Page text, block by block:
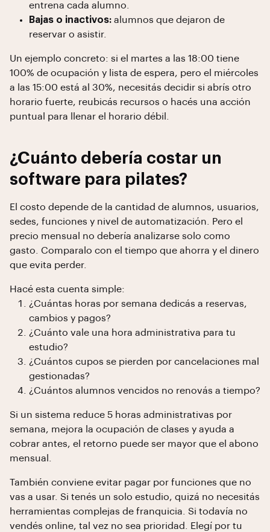
entrena cada alumno.
Bajas o inactivos: alumnos que dejaron de
reservar o asistir.
Un ejemplo concreto: si el martes a las 18:00 tiene
100% de ocupación y lista de espera, pero el miércoles
a las 15:00 está al 30%, necesitás decidir si abrís otro
horario fuerte, reubicás recursos o hacés una acción
puntual para llenar el horario débil.
¿Cuánto debería costar un
software para pilates?
El costo depende de la cantidad de alumnos, usuarios,
sedes, funciones y nivel de automatización. Pero el
precio mensual no debería analizarse solo como
gasto. Comparalo con el tiempo que ahorra y el dinero
que evita perder.
Hacé esta cuenta simple:
¿Cuántas horas por semana dedicás a reservas,
cambios y pagos?
¿Cuánto vale una hora administrativa para tu
estudio?
¿Cuántos cupos se pierden por cancelaciones mal
gestionadas?
¿Cuántos alumnos vencidos no renovás a tiempo?
Si un sistema reduce 5 horas administrativas por
semana, mejora la ocupación de clases y ayuda a
cobrar antes, el retorno puede ser mayor que el abono
mensual.
También conviene evitar pagar por funciones que no
vas a usar. Si tenés un solo estudio, quizá no necesitás
herramientas complejas de franquicia. Si todavía no
vendés online, tal vez no sea prioridad. Elegí por tu